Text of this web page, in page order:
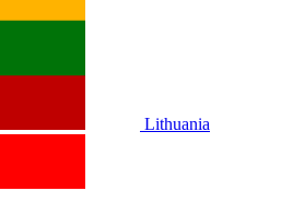
Lithuania